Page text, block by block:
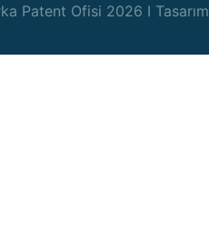
Patent Ofisi 2026 I Tasarım